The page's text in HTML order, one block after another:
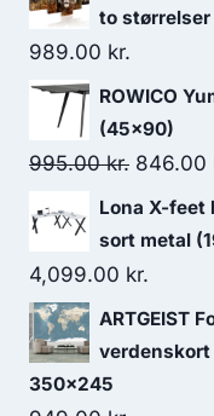
to
989.00 kr.
ROWICO
(45x90)
995.00kr. 846.00
Lona X-
sort metal
4,099.00 kr.
ARTGEIST
350x245